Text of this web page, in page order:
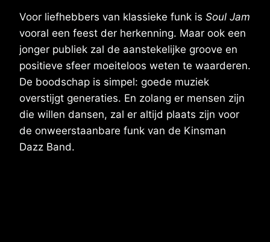
Voor liefhebbers van klassieke funk is Soul Jam
vooral een feest der herkenning. Maar ook een
jonger publiek zal de aanstekelijke groove en
positieve sfeer moeiteloos weten te waarderen.
De boodschap is simpel: goede muziek
overstijgt generaties. En zolang er mensen zijn
die willen dansen, zal er altijd plaats zijn voor
de onweerstaanbare funk van de Kinsman
Dazz Band.